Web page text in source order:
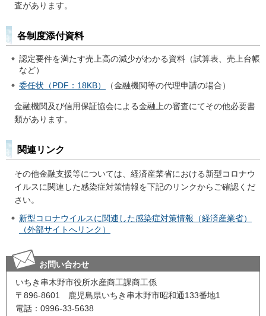
査があります。
各制度添付資料
認定要件を満たす売上高の減少がわかる資料（試算表、売上台帳
など）
委任状（PDF：18KB）
（金融機関等の代理申請の場合）
金融機関及び信用保証協会による金融上の審査にてその他必要書
類があります。
関連リンク
その他金融支援等については、経済産業省における新型コロナウ
イルスに関連した感染症対策情報を下記のリンクからご確認くだ
さい。
新型コロナウイルスに関連した感染症対策情報（経済産業省）
（外部サイトへリンク）
お問い合わせ
いちき串木野市役所水産商工課商工係
〒896-8601 鹿児島県いちき串木野市昭和通133番地1
電話：0996-33-5638